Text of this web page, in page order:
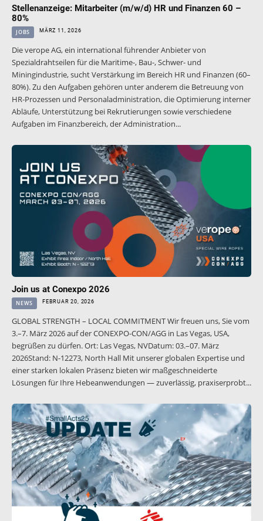
Stellenanzeige: Mitarbeiter (m/w/d) HR und Finanzen 60 –
80%
JOBS MÄRZ 11, 2026
Die verope AG, ein international führender Anbieter von
Spezialdrahtseilen für die Maritime-, Bau-, Schwer- und
Miningindustrie, sucht Verstärkung im Bereich HR und Finanzen (60–
80%). Zu den Aufgaben gehören unter anderem die Betreuung von
HR-Prozessen und Personaladministration, die Optimierung interner
Abläufe, Unterstützung bei Rekrutierungen sowie verschiedene
Aufgaben im Finanzbereich, der Administration...
Join us at Conexpo 2026
NEWS FEBRUAR 20, 2026
GLOBAL STRENGTH – LOCAL COMMITMENT Wir freuen uns, Sie vom
3.–7. März 2026 auf der CONEXPO-CON/AGG in Las Vegas, USA,
begrüßen zu dürfen. Ort: Las Vegas, NVDatum: 03.–07. März
2026Stand: N-12273, North Hall Mit unserer globalen Expertise und
einer starken lokalen Präsenz bieten wir maßgeschneiderte
Lösungen für Ihre Hebeanwendungen — zuverlässig, praxiserprobt...